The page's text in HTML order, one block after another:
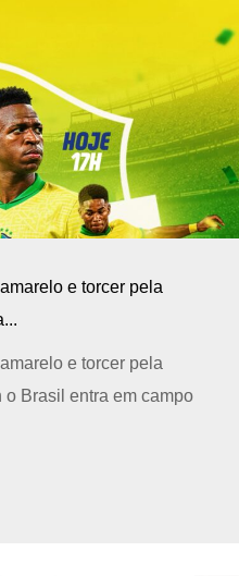
e torcer pela
e torcer pela
Brasil entra em campo